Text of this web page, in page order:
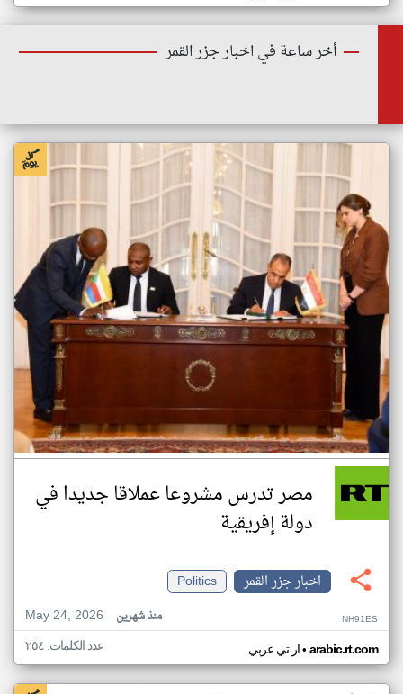
أخر ساعة في اخبار جزر القمر
مصر تدرس مشروعا عملاقا جديدا في
دولة إفريقية
اخبار جزر القمر
Politics
May 24, 2026
منذ شهرين NH91ES
ار تي عربي• arabic.rt.com عدد الكلمات: ٢٥٤